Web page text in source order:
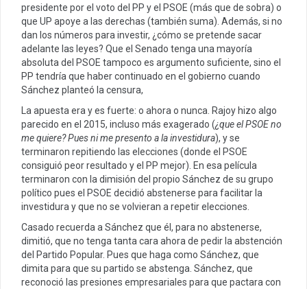
presidente por el voto del PP y el PSOE (más que de sobra) o
que UP apoye a las derechas (también suma). Además, si no
dan los números para investir, ¿cómo se pretende sacar
adelante las leyes? Que el Senado tenga una mayoría
absoluta del PSOE tampoco es argumento suficiente, sino el
PP tendría que haber continuado en el gobierno cuando
Sánchez planteó la censura,
La apuesta era y es fuerte: o ahora o nunca. Rajoy hizo algo
parecido en el 2015, incluso más exagerado (¿que el PSOE no
me quiere? Pues ni me presento a la investidura), y se
terminaron repitiendo las elecciones (donde el PSOE
consiguió peor resultado y el PP mejor). En esa película
terminaron con la dimisión del propio Sánchez de su grupo
político pues el PSOE decidió abstenerse para facilitar la
investidura y que no se volvieran a repetir elecciones.
Casado recuerda a Sánchez que él, para no abstenerse,
dimitió, que no tenga tanta cara ahora de pedir la abstención
del Partido Popular. Pues que haga como Sánchez, que
dimita para que su partido se abstenga. Sánchez, que
reconoció las presiones empresariales para que pactara con